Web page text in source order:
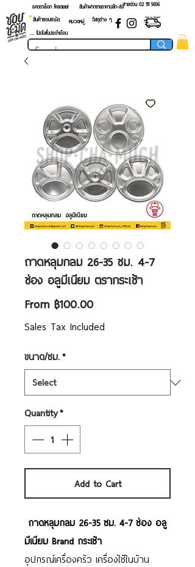
แคตตาล็อก โหลดเลย! สายด่วน 02 ​111 5656
สินค้าฝากขายราคาปลีก-ส่ง
สินค้าชอบชะมัด
หมวดหมู่
วัสดุต่าง ๆ
.... โปรโมชั่นประจำเดือน
ถาดหลุมกลม 26-35 ซม. 4-7
ช่อง อลูมีเนียม ตรากระเช้า
From ฿100.00Sale
Price
Sales Tax Included
ขนาด/ซม.*
Quantity*
Add to Cart
ถาดหลุมกลม 26-35 ซม. 4-7 ช่อง อลู
มีเนียม Brand กระเช้า
อุปกรณ์เครื่องครัว เครื่องใช้ในบ้าน